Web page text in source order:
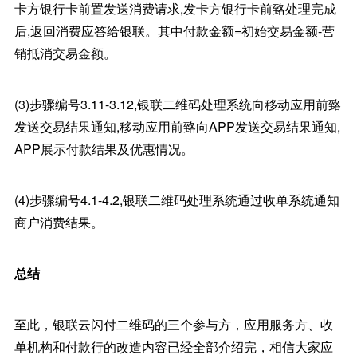
卡方银行卡前置发送消费请求,发卡方银行卡前臵处理完成
后,返回消费应答给银联。其中付款金额=初始交易金额-营
销抵消交易金额。
(3)步骤编号3.11-3.12,银联二维码处理系统向移动应用前臵
发送交易结果通知,移动应用前臵向APP发送交易结果通知,
APP展示付款结果及优惠情况。
(4)步骤编号4.1-4.2,银联二维码处理系统通过收单系统通知
商户消费结果。
总结
至此，银联云闪付二维码的三个参与方，应用服务方、收
单机构和付款行的改造内容已经全部介绍完，相信大家应